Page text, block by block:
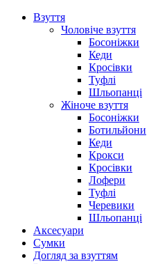
Взуття
Чоловіче взуття
Босоніжки
Кеди
Кросівки
Туфлі
Шльопанці
Жіноче взуття
Босоніжки
Ботильйони
Кеди
Крокси
Кросівки
Лофери
Туфлі
Черевики
Шльопанці
Аксесуари
Сумки
Догляд за взуттям